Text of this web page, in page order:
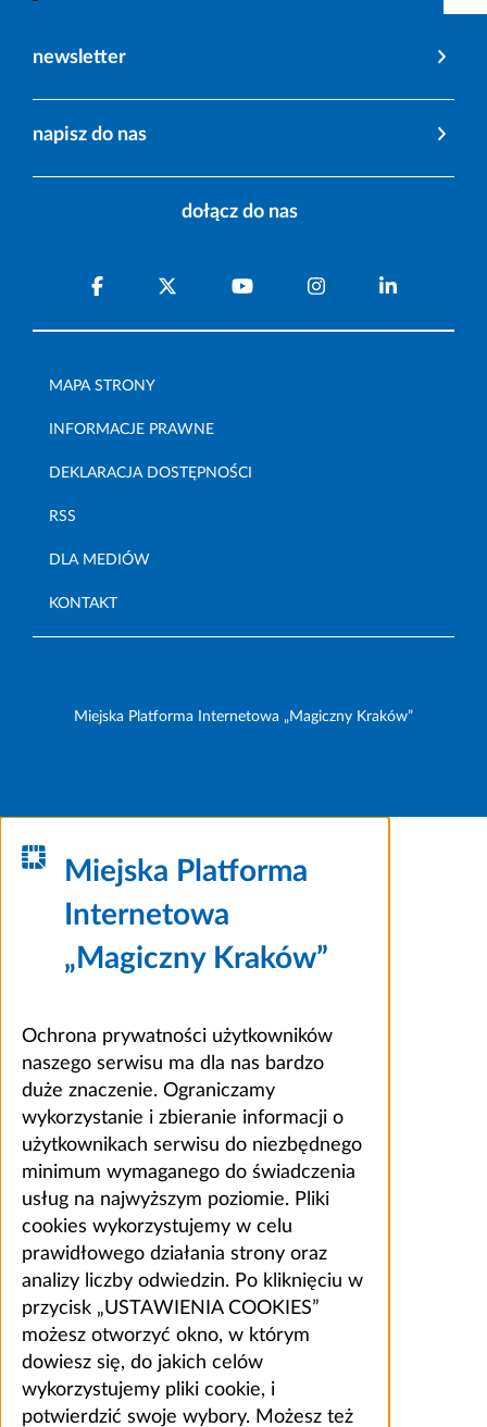
newsletter
napisz do nas
dołącz do nas
MAPA STRONY
INFORMACJE PRAWNE
DEKLARACJA DOSTĘPNOŚCI
RSS
DLA MEDIÓW
KONTAKT
Miejska Platforma Internetowa „Magiczny Kraków”
Miejska Platforma
Internetowa
„Magiczny Kraków”
Ochrona prywatności użytkowników
naszego serwisu ma dla nas bardzo
duże znaczenie. Ograniczamy
wykorzystanie i zbieranie informacji o
użytkownikach serwisu do niezbędnego
minimum wymaganego do świadczenia
usług na najwyższym poziomie. Pliki
cookies wykorzystujemy w celu
prawidłowego działania strony oraz
analizy liczby odwiedzin. Po kliknięciu w
przycisk „USTAWIENIA COOKIES”
możesz otworzyć okno, w którym
dowiesz się, do jakich celów
wykorzystujemy pliki cookie, i
potwierdzić swoje wybory. Możesz też